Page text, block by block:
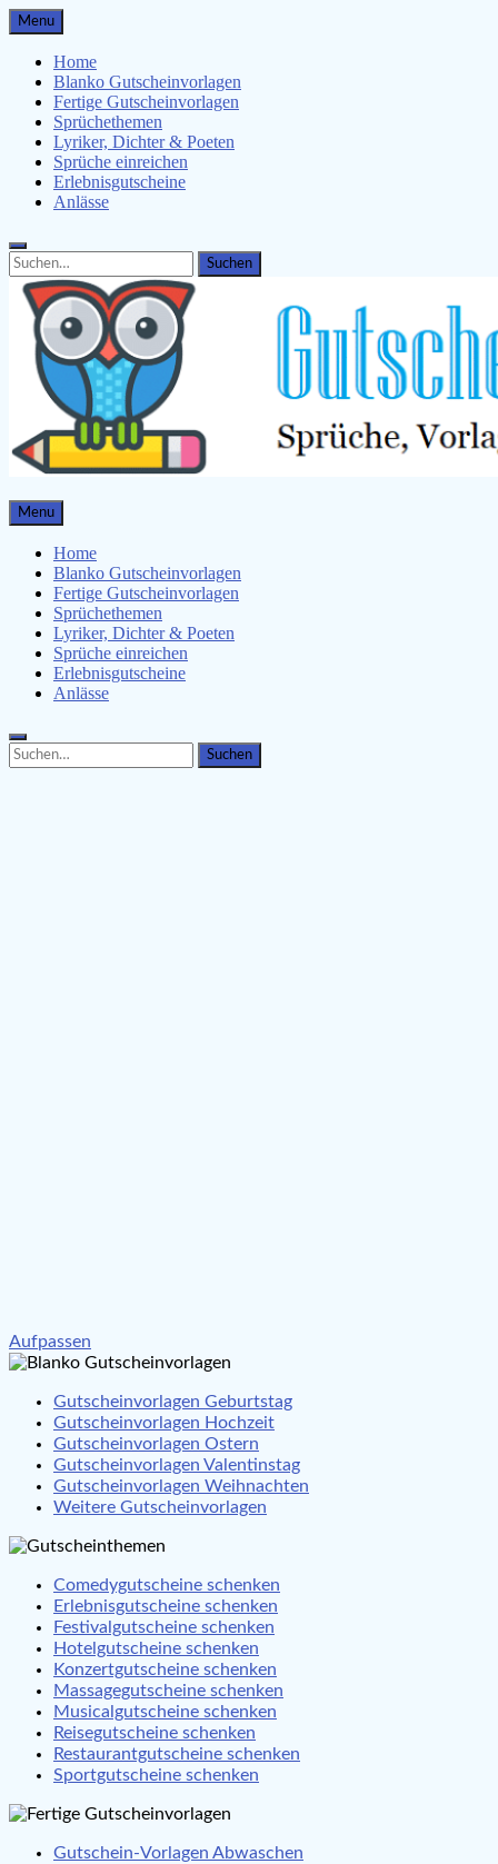
Skip
to
content
Menu
Home
Blanko Gutscheinvorlagen
Fertige Gutscheinvorlagen
Sprüchethemen
Lyriker, Dichter & Poeten
Sprüche einreichen
Erlebnisgutscheine
Anlässe
Search
for:
Search
Gutscheinspruch.de
Gutscheinsprüche & Gutscheinvorlagen finden
Menu
Home
Blanko Gutscheinvorlagen
Fertige Gutscheinvorlagen
Sprüchethemen
Lyriker, Dichter & Poeten
Sprüche einreichen
Erlebnisgutscheine
Anlässe
Search
for:
Search
Beitragsnavigation
Aufpassen
Gutscheinvorlagen Geburtstag
Gutscheinvorlagen Hochzeit
Gutscheinvorlagen Ostern
Gutscheinvorlagen Valentinstag
Gutscheinvorlagen Weihnachten
Weitere Gutscheinvorlagen
Comedygutscheine schenken
Erlebnisgutscheine schenken
Festivalgutscheine schenken
Hotelgutscheine schenken
Konzertgutscheine schenken
Massagegutscheine schenken
Musicalgutscheine schenken
Reisegutscheine schenken
Restaurantgutscheine schenken
Sportgutscheine schenken
Gutschein-Vorlagen Abwaschen